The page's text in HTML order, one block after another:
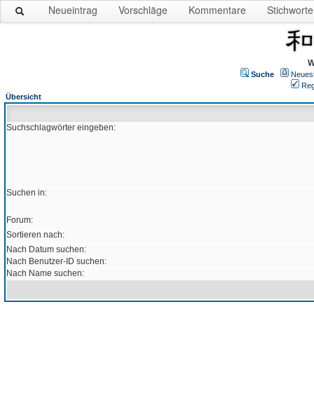
Neueintrag Vorschläge Kommentare Stichworte
Suche
Übersicht
Suchschlagwörter eingeben:
Suchen in:
Forum:
Sortieren nach:
Nach Datum suchen:
Nach Benutzer-ID suchen:
Nach Name suchen: